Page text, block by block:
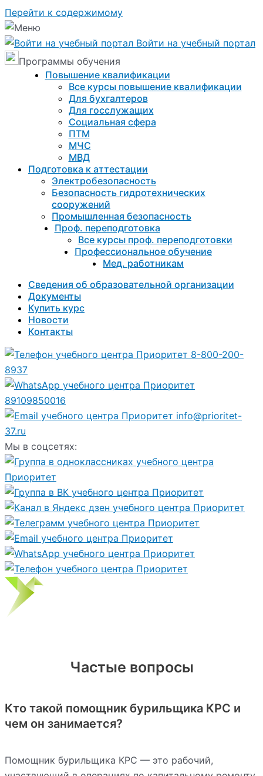
Перейти к содержимому
Войти на учебный портал
Программы обучения
Повышение квалификации
Все курсы повышение квалификации
Для бухгалтеров
Для госслужащих
Социальная сфера
ПТМ
МЧС
МВД
Подготовка к aттестации
Электробезопасность
Безопасность гидротехнических
сооружений
Промышленная безопасность
Проф. переподготовка
Все курсы проф. переподготовки
Профессиональное обучение
Мед. работникам
Сведения об образовательной организации
Документы
Купить курс
Новости
Контакты
8-800-200-
8937
89109850016
info@prioritet-
37.ru
Мы в соцсетях:
Частые вопросы
Кто такой помощник бурильщика КРС и
чем он занимается?
Помощник бурильщика КРС — это рабочий,